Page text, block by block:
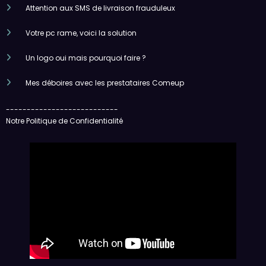
Attention aux SMS de livraison frauduleux
Votre pc rame, voici la solution
Un logo oui mais pourquoi faire ?
Mes déboires avec les prestataires Comeup
---------------------------
Notre Politique de Confidentialité